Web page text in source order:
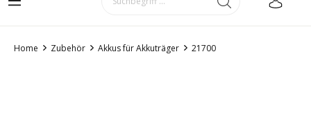
Home Zubehör Akkus für Akkuträger 21700